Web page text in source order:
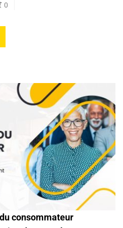
0
consommateur